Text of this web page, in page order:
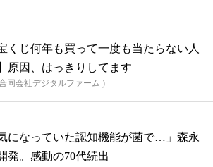
宝くじ何年も買って一度も当たらない人
原因、はっきりしてます
同会社デジタルファーム )
気になっていた認知機能が菌で…」森永
発。感動の70代続出